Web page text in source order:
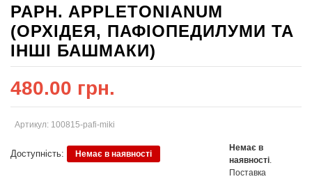
PAPH. APPLETONIANUM
(ОРХІДЕЯ, ПАФІОПЕДИЛУМИ ТА
ІНШІ БАШМАКИ)
480.00 грн.
Артикул: 100815-pafi-miki
Доступність: Немає в наявності
Немає в
наявності.
Поставка